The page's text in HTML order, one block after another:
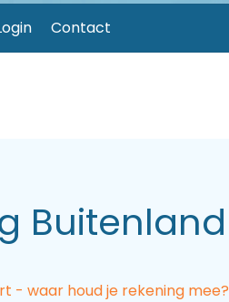
Contact
Buitenland
- waar houd je rekening mee?